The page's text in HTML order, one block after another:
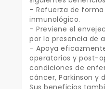
– Refuerza de
inmunológico.
– Previene el
por la presencia de
– Apoya
operatorios y post-
condiciones de
cáncer, Parkinson y